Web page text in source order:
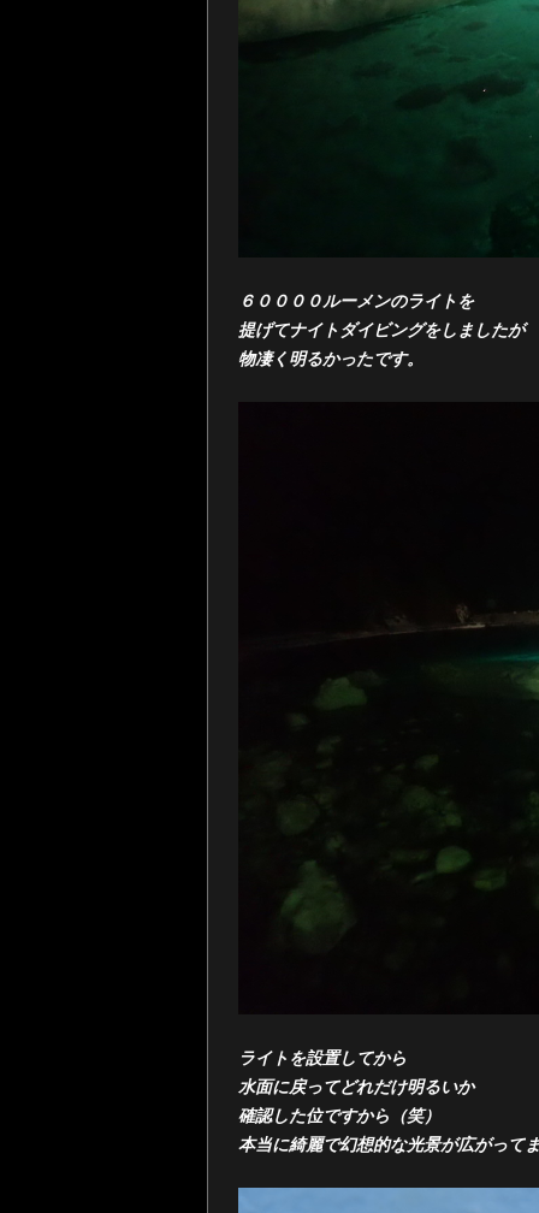
６００００ルーメンのライトを
提げてナイトダイビングをしましたが
物凄く明るかったです。
ライトを設置してから
水面に戻ってどれだけ明るいか
確認した位ですから（笑）
本当に綺麗で幻想的な光景が広がって